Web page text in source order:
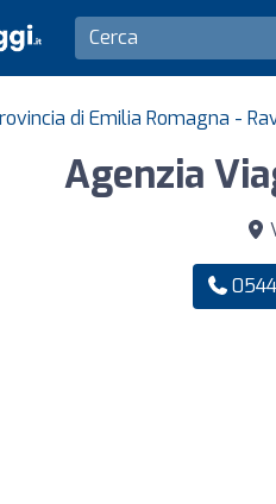
di Emilia Romagna -
Agenzia